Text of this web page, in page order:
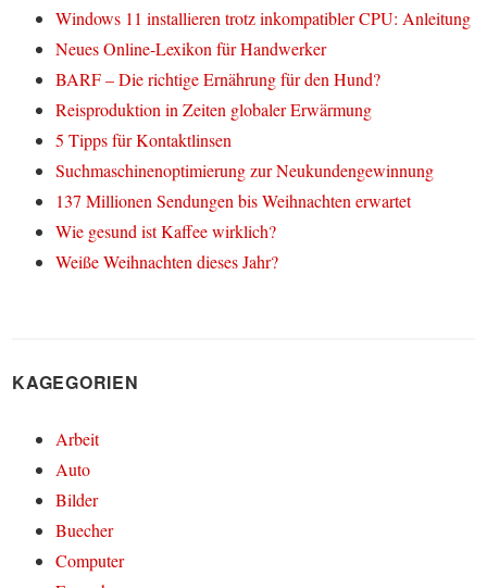
Windows 11 installieren trotz inkompatibler CPU: Anleitung
Neues Online-Lexikon für Handwerker
BARF – Die richtige Ernährung für den Hund?
Reisproduktion in Zeiten globaler Erwärmung
5 Tipps für Kontaktlinsen
Suchmaschinenoptimierung zur Neukundengewinnung
137 Millionen Sendungen bis Weihnachten erwartet
Wie gesund ist Kaffee wirklich?
Weiße Weihnachten dieses Jahr?
KAGEGORIEN
Arbeit
Auto
Bilder
Buecher
Computer